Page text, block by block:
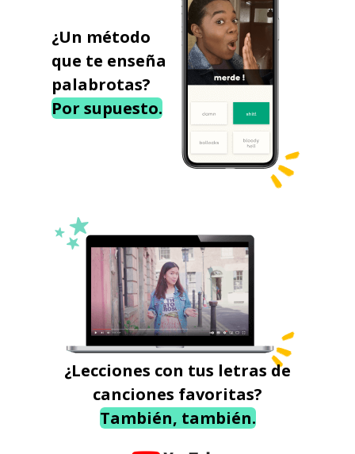
¿Un método
que te enseña
palabrotas?
Por supuesto.
¿Lecciones con tus letras de
canciones favoritas?
También, también.